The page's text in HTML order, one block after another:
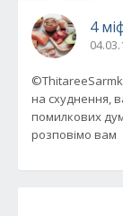
4
на схуднення,
помилкових
розповімо вам